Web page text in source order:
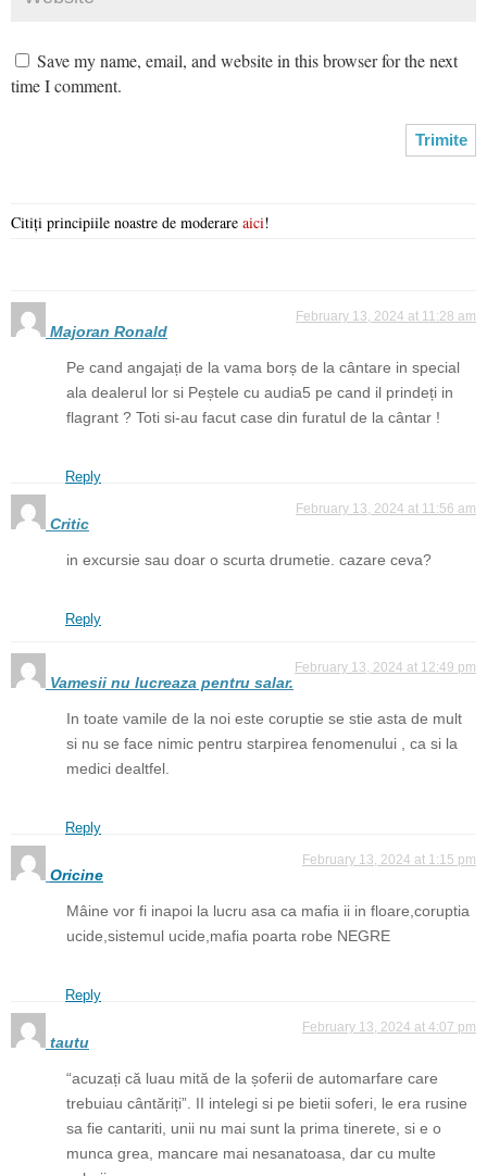
Save my name, email, and website in this browser for the next
time I comment.
Citiți principiile noastre de moderare aici!
Majoran Ronald
February 13, 2024 at 11:28 am
Pe cand angajați de la vama borș de la cântare in special
ala dealerul lor si Peștele cu audia5 pe cand il prindeți in
flagrant ? Toti si-au facut case din furatul de la cântar !
Reply
Critic
February 13, 2024 at 11:56 am
in excursie sau doar o scurta drumetie. cazare ceva?
Reply
Vamesii nu lucreaza pentru salar.
February 13, 2024 at 12:49 pm
In toate vamile de la noi este coruptie se stie asta de mult
si nu se face nimic pentru starpirea fenomenului , ca si la
medici dealtfel.
Reply
Oricine
February 13, 2024 at 1:15 pm
Mâine vor fi inapoi la lucru asa ca mafia ii in floare,coruptia
ucide,sistemul ucide,mafia poarta robe NEGRE
Reply
tautu
February 13, 2024 at 4:07 pm
“acuzați că luau mită de la șoferii de automarfare care
trebuiau cântăriți”. II intelegi si pe bietii soferi, le era rusine
sa fie cantariti, unii nu mai sunt la prima tinerete, si e o
munca grea, mancare mai nesanatoasa, dar cu multe